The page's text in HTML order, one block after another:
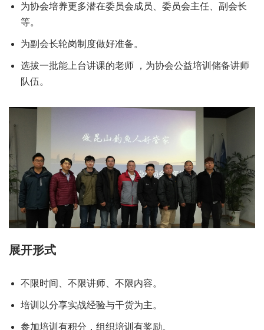
为协会培养更多潜在委员会成员、委员会主任、副会长
等。
为副会长轮岗制度做好准备。
选拔一批能上台讲课的老师 ，为协会公益培训储备讲师
队伍。
展开形式
不限时间、不限讲师、不限内容。
培训以分享实战经验与干货为主。
参加培训有积分，组织培训有奖励。